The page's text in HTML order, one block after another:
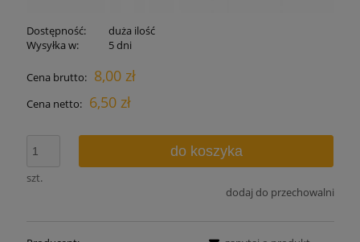
Dostępność:
duża ilość
Wysyłka w:
5 dni
Cena brutto: 8,00 zł
Cena netto: 6,50 zł
szt.
do koszyka
dodaj do przechowalni